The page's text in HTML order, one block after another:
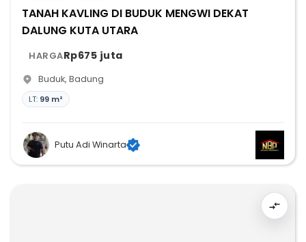
TANAH KAVLING DI BUDUK MENGWI DEKAT
DALUNG KUTA UTARA
HARGARp675 juta
Buduk, Badung
LT: 99 m²
Putu Adi Winarta